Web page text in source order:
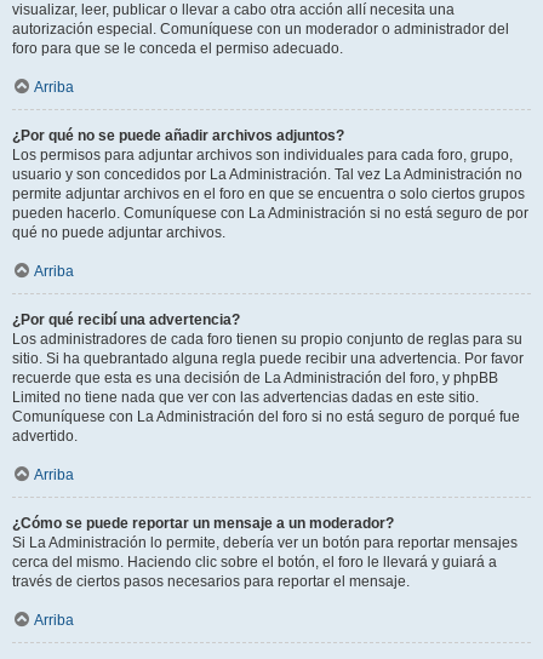
visualizar, leer, publicar o llevar a cabo otra acción allí necesita una
autorización especial. Comuníquese con un moderador o administrador del
foro para que se le conceda el permiso adecuado.
Arriba
¿Por qué no se puede añadir archivos adjuntos?
Los permisos para adjuntar archivos son individuales para cada foro, grupo,
usuario y son concedidos por La Administración. Tal vez La Administración no
permite adjuntar archivos en el foro en que se encuentra o solo ciertos grupos
pueden hacerlo. Comuníquese con La Administración si no está seguro de por
qué no puede adjuntar archivos.
Arriba
¿Por qué recibí una advertencia?
Los administradores de cada foro tienen su propio conjunto de reglas para su
sitio. Si ha quebrantado alguna regla puede recibir una advertencia. Por favor
recuerde que esta es una decisión de La Administración del foro, y phpBB
Limited no tiene nada que ver con las advertencias dadas en este sitio.
Comuníquese con La Administración del foro si no está seguro de porqué fue
advertido.
Arriba
¿Cómo se puede reportar un mensaje a un moderador?
Si La Administración lo permite, debería ver un botón para reportar mensajes
cerca del mismo. Haciendo clic sobre el botón, el foro le llevará y guiará a
través de ciertos pasos necesarios para reportar el mensaje.
Arriba